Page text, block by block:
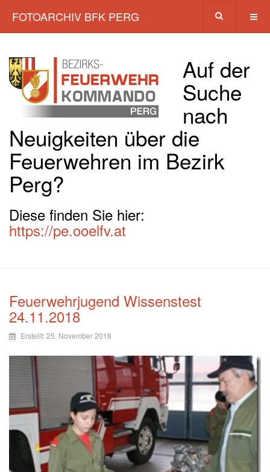
FOTOARCHIV BFK PERG
Auf der
Suche
nach
Neuigkeiten über die
Feuerwehren im Bezirk
Perg?
Diese finden Sie hier:
https://pe.ooelfv.at
Feuerwehrjugend Wissenstest
24.11.2018
Erstellt: 25. November 2018